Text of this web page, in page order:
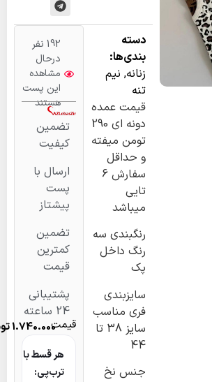
نیم
تنه
قیمت عمده
دونه ای 290
تومن میفته
و حداقل
سفارش 6
رنگبندی سه
رنگ داخل
سایزبندی
فری مناسب
سایز 38 تا
جنس نخ
مشاهده
هستند
تضمین
کیفیت
ارسال با
تضمین
کمترین
پشتیبانی
24 ساعته
قیمت 1.740.000تومان
هر قسط با